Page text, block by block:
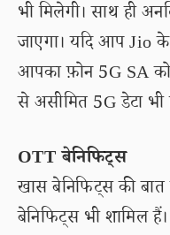
भी मिलेगी। साथ ही
जाएगा। यदि आप Jio
आपका फ़ोन 5G SA
से असीमित 5G डेटा भी
OTT बेनिफिट्स
खास बेनिफिट्स की
बेनिफिट्स भी शामिल